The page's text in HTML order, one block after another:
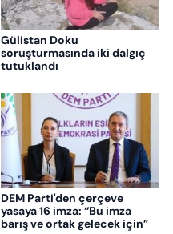
Gülistan Doku
soruşturmasında iki dalgıç
tutuklandı
DEM Parti'den çerçeve
yasaya 16 imza: “Bu imza
barış ve ortak gelecek için”